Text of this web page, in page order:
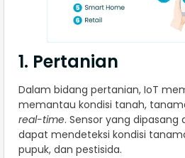
1. Pertanian
Dalam bidang pertanian, IoT
memantau kondisi tanah,
real-time. Sensor yang dipasang
dapat mendeteksi kondisi
pupuk, dan pestisida.